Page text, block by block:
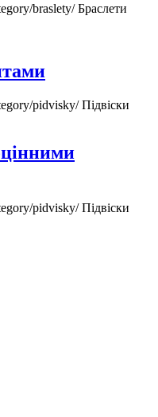
braslety/Браслети
pidvisky/Підвіски
pidvisky/Підвіски